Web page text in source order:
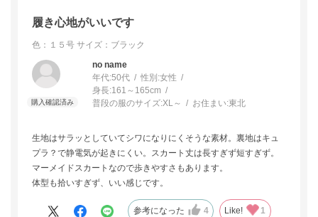
履き心地がいいです
色：１５号 サイズ：ブラック
no name
年代:50代 性別:女性
身長:161～165cm
普段の服のサイズ:XL～ お住まい:東北
生地はサラッとしていてシワになりにくそうな素材。裏地はキュ
プラ？で静電気が起きにくい。スカート丈は長すぎず短すぎず。
マーメイドスカートなので歩きやすさもあります。
体型も拾いすぎず、いい感じです。
参考になった 4 Like! 1